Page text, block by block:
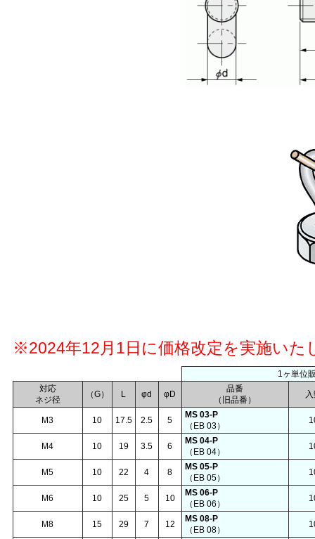
※2024年12月1日に価格改定を実施いた
1ヶ単位
対応
ネジ径
（G） L φd φD
品番
（旧品番）
M3 10 17.5 2.5 5
MS 03-P
（EB 03）
M4 10 19 3.5 6
MS 04-P
（EB 04）
M5 10 22 4 8
MS 05-P
（EB 05）
M6 10 25 5 10
MS 06-P
（EB 06）
M8 15 29 7 12
MS 08-P
（EB 08）